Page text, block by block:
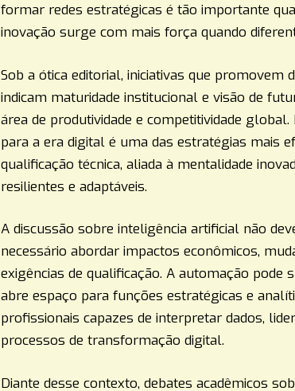
formar redes estratégicas é tão importante
inovação surge com mais força quando
Sob a ótica editorial, iniciativas que promovem
indicam maturidade institucional e visão de
área de produtividade e competitividade
para a era digital é uma das estratégias mais
qualificação técnica, aliada à mentalidade
resilientes e adaptáveis.
A discussão sobre inteligência artificial não
necessário abordar impactos econômicos,
exigências de qualificação. A automação
abre espaço para funções estratégicas e
profissionais capazes de interpretar dados,
processos de transformação digital.
Diante desse contexto, debates acadêmicos